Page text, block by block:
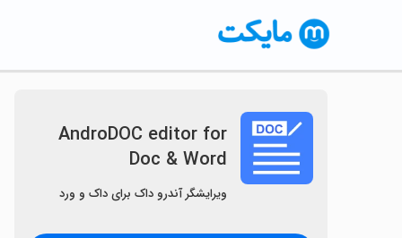
AndroDOC editor for
Doc & Word
ویرایشگر آندرو داک برای داک و ورد